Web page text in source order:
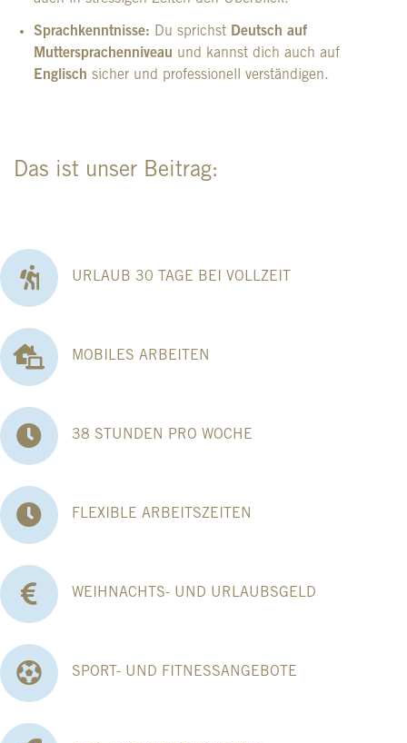
Sprachkenntnisse: Du sprichst Deutsch auf
Muttersprachenniveau und kannst dich auch auf
Englisch sicher und professionell verständigen.
Das ist unser Beitrag:
URLAUB 30 TAGE BEI VOLLZEIT
MOBILES ARBEITEN
38 STUNDEN PRO WOCHE
FLEXIBLE ARBEITSZEITEN
WEIHNACHTS- UND URLAUBSGELD
SPORT- UND FITNESSANGEBOTE